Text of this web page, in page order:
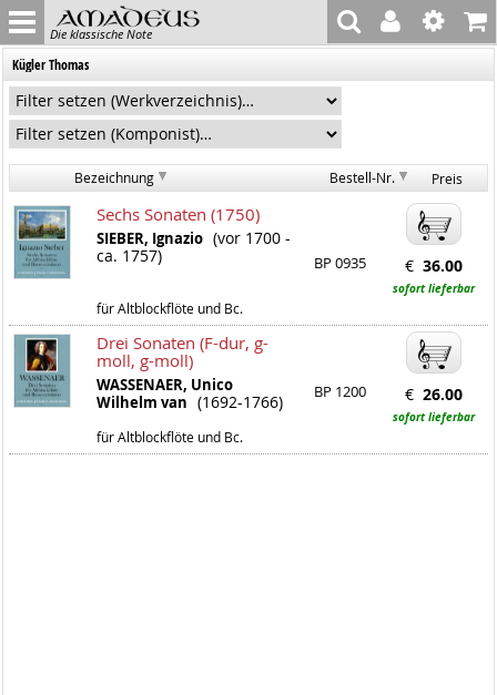
Die klassische Note
Kügler Thomas
Bezeichnung Bestell-Nr. Preis
Sechs Sonaten (1750)
SIEBER, Ignazio(vor 1700 -
ca. 1757)
für Altblockflöte und Bc.
BP 0935 € 36.00
sofort lieferbar
Drei Sonaten (F-dur, g-
moll, g-moll)
WASSENAER, Unico
Wilhelm van(1692-1766)
für Altblockflöte und Bc.
BP 1200 € 26.00
sofort lieferbar